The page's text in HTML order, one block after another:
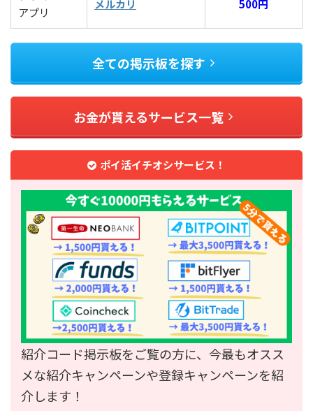
アプリ
メルカリ 500円
全ての掲示板を探す
お金が貰えるサービス一覧
ポイ活イチオシサービス！
紹介コード掲示板をご覧の方に、今最もオスス
メな紹介キャンペーンや登録キャンペーンを紹
介します！